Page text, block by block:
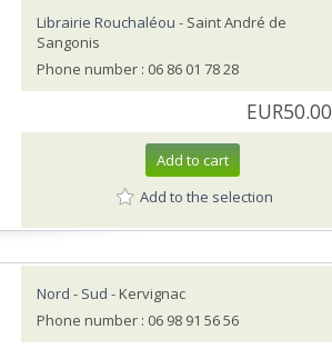
Librairie Rouchaléou - Saint André de
Sangonis
Phone number : 06 86 01 78 28
EUR50.00
Add to cart
Add to the selection
Nord - Sud - Kervignac
Phone number : 06 98 91 56 56